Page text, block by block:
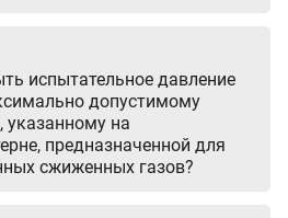
испытательное давление
допустимому
на
предназначенной для
сжиженных газов?